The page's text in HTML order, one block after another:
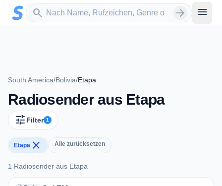
Zum Hauptinhalt springen
search
Sender suchen arrow_forward menu
South America/Bolivia/Etapa
Radiosender aus Etapa
tune Filter 1
Etapa close Alle zurücksetzen
1 Radiosender aus Etapa
1 Radiosender aus Etapa